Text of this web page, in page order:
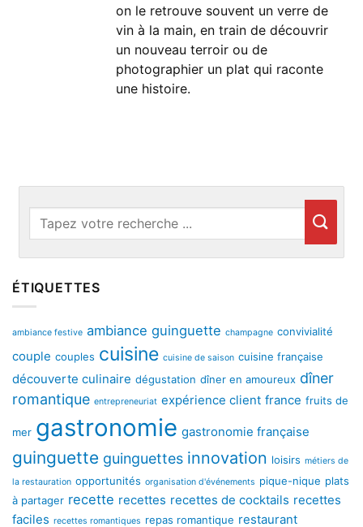
on le retrouve souvent un verre de
vin à la main, en train de découvrir
un nouveau terroir ou de
photographier un plat qui raconte
une histoire.
ÉTIQUETTES
ambiance festive ambiance guinguette champagne convivialité
couple couples cuisine cuisine de saison cuisine française
découverte culinaire dégustation dîner en amoureux dîner
romantique entrepreneuriat expérience client france fruits de
mer gastronomie gastronomie française
guinguette guinguettes innovation loisirs métiers de
la restauration opportunités organisation d'événements pique-nique plats
à partager recette recettes recettes de cocktails recettes
faciles recettes romantiques repas romantique restaurant